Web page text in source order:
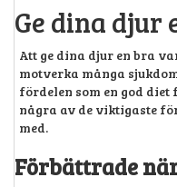
Ge dina djur
Att ge dina djur en bra
motverka många
fördelen som en god
några av de viktigaste
med.
Förbättrade